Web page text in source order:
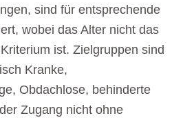
sind für entsprechende
wobei das Alter nicht das
ist. Zielgruppen sind
Kranke,
Obdachlose, behinderte
Zugang nicht ohne